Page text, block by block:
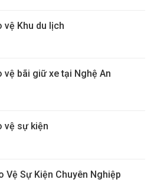
vệ Khu du lịch
vệ bãi giữ xe tại Nghệ An
vệ sự kiện
Vệ Sự Kiện Chuyên Nghiệp